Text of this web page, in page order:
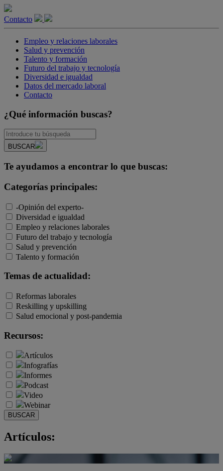
Contacto
Empleo y relaciones laborales
Salud y prevención
Talento y formación
Futuro del trabajo y tecnología
Diversidad e igualdad
Datos del mercado laboral
Contacto
¿Qué información buscas?
BUSCAR
Te ayudamos a encontrar lo que buscas:
Categorías principales:
-Opinión del experto-
Diversidad e igualdad
Empleo y relaciones laborales
Futuro del trabajo y tecnología
Salud y prevención
Talento y formación
Temas de actualidad:
Reformas laborales
Reskilling y upskilling
Salud emocional y post-pandemia
Recursos:
Artículos
Infografías
Informes
Podcast
Video
Webinar
BUSCAR
Artículos: